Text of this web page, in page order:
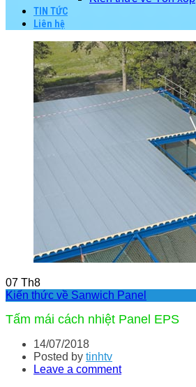
TIN TỨC
Liên hệ
07 Th8
Kiến thức về Sanwich Panel
Tấm mái cách nhiệt Panel EPS
14/07/2018
Posted by tinhtv
Leave a comment